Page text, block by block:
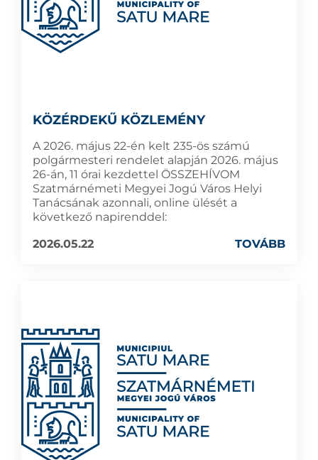
KÖZÉRDEKŰ KÖZLEMÉNY
A 2026. május 22-én kelt 235-ös számú
polgármesteri rendelet alapján 2026. május
26-án, 11 órai kezdettel ÖSSZEHÍVOM
Szatmárnémeti Megyei Jogú Város Helyi
Tanácsának azonnali, online ülését a
következő napirenddel:
2026.05.22
TOVÁBB